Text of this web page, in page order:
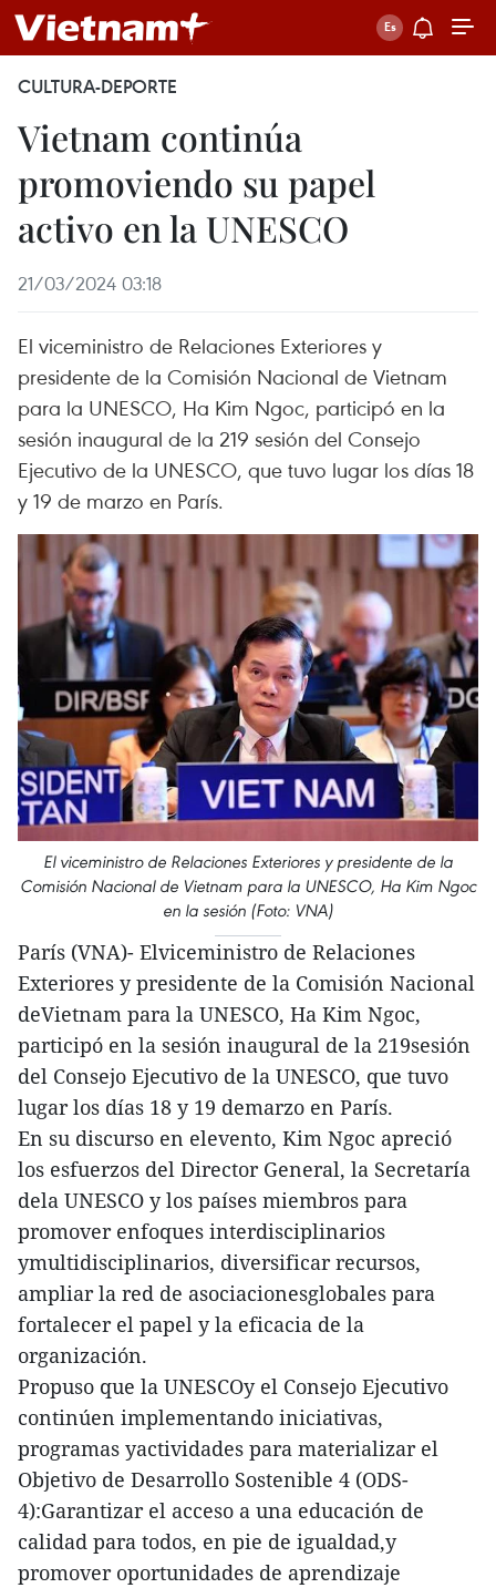
CULTURA-DEPORTE
Vietnam continúa
promoviendo su papel
activo en la UNESCO
21/03/2024 03:18
El viceministro de Relaciones Exteriores y
presidente de la Comisión Nacional de Vietnam
para la UNESCO, Ha Kim Ngoc, participó en la
sesión inaugural de la 219 sesión del Consejo
Ejecutivo de la UNESCO, que tuvo lugar los días 18
y 19 de marzo en París.
El viceministro de Relaciones Exteriores y presidente de la
Comisión Nacional de Vietnam para la UNESCO, Ha Kim Ngoc
en la sesión (Foto: VNA)
París (VNA)- Elviceministro de Relaciones
Exteriores y presidente de la Comisión Nacional
deVietnam para la UNESCO, Ha Kim Ngoc,
participó en la sesión inaugural de la 219sesión
del Consejo Ejecutivo de la UNESCO, que tuvo
lugar los días 18 y 19 demarzo en París.
En su discurso en elevento, Kim Ngoc apreció
los esfuerzos del Director General, la Secretaría
dela UNESCO y los países miembros para
promover enfoques interdisciplinarios
ymultidisciplinarios, diversificar recursos,
ampliar la red de asociacionesglobales para
fortalecer el papel y la eficacia de la
organización.
Propuso que la UNESCOy el Consejo Ejecutivo
continúen implementando iniciativas,
programas yactividades para materializar el
Objetivo de Desarrollo Sostenible 4 (ODS-
4):Garantizar el acceso a una educación de
calidad para todos, en pie de igualdad,y
promover oportunidades de aprendizaje